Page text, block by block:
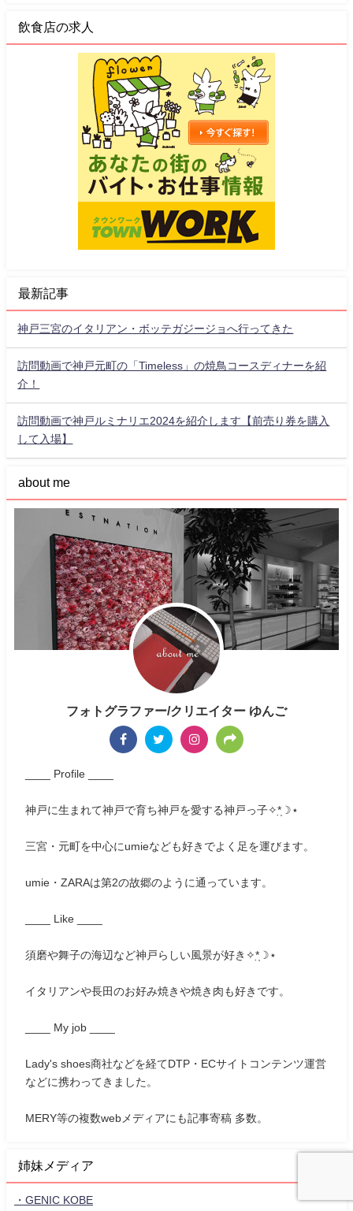
飲食店の求人
最新記事
神戸三宮のイタリアン・ボッテガジージョへ行ってきた
訪問動画で神戸元町の「Timeless」の焼鳥コースディナーを紹
介！
訪問動画で神戸ルミナリエ2024を紹介します【前売り券を購入
して入場】
about me
フォトグラファー/クリエイター ゆんご
____ Profile ____
神戸に生まれて神戸で育ち神戸を愛する神戸っ子✧*̣̩☽⋆
三宮・元町を中心にumieなども好きでよく足を運びます。
umie・ZARAは第2の故郷のように通っています。
____ Like ____
須磨や舞子の海辺など神戸らしい風景が好き✧*̣̩☽⋆
イタリアンや長田のお好み焼きや焼き肉も好きです。
____ My job ____
Lady's shoes商社などを経てDTP・ECサイトコンテンツ運営
などに携わってきました。
MERY等の複数webメディアにも記事寄稿 多数。
姉妹メディア
・GENIC KOBE